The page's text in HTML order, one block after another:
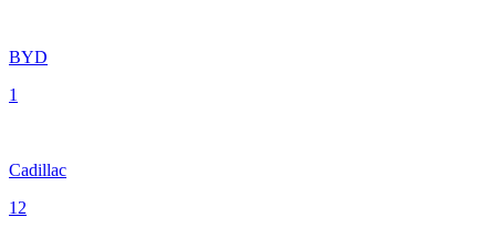
BYD
1
Cadillac
12